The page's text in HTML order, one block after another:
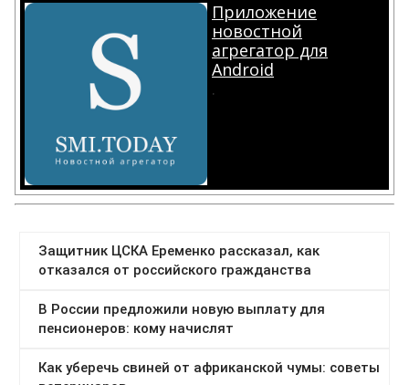
Приложение
новостной
агрегатор для
Android
.